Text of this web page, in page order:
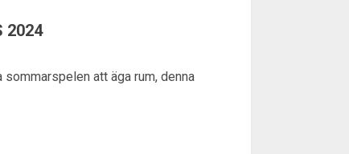
2024
att äga rum, denna